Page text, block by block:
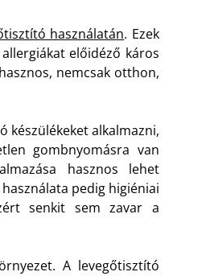
használatán. Ezek
előidéző káros
nemcsak otthon,
készülékeket alkalmazni,
gombnyomásra van
hasznos lehet
pedig higiéniai
senkit sem zavar a
A levegőtisztító